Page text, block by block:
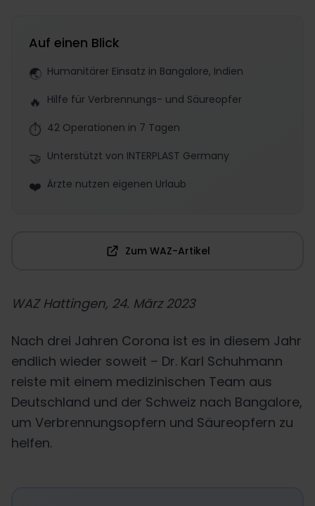
Auf einen Blick
🌏 Humanitärer Einsatz in Bangalore, Indien
🔥 Hilfe für Verbrennungs- und Säureopfer
⏱️ 42 Operationen in 7 Tagen
🤝 Unterstützt von INTERPLAST Germany
❤️ Ärzte nutzen eigenen Urlaub
Zum WAZ-Artikel
WAZ Hattingen, 24. März 2023
Nach drei Jahren Corona ist es in diesem Jahr
endlich wieder soweit – Dr. Karl Schuhmann
reiste mit einem medizinischen Team aus
Deutschland und der Schweiz nach Bangalore,
um Verbrennungsopfern und Säureopfern zu
helfen.